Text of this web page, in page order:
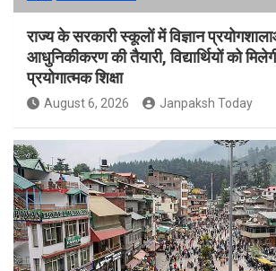
राज्य के सरकारी स्कूलों में विज्ञान
आधुनिकीकरण की तैयारी, विद्यार्थियों को
प्रयोगात्मक शिक्षा
August 6, 2026 Janpaksh Today